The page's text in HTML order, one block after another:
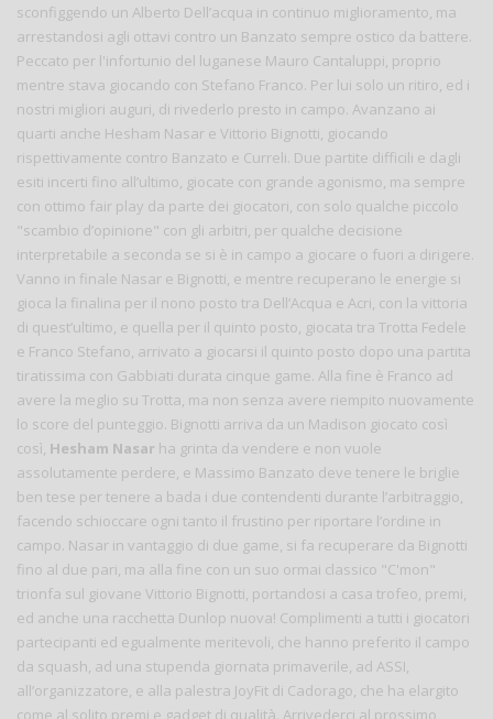
sconfiggendo un Alberto Dell’acqua in continuo miglioramento, ma
arrestandosi agli ottavi contro un Banzato sempre ostico da battere.
Peccato per l'infortunio del luganese Mauro Cantaluppi, proprio
mentre stava giocando con Stefano Franco. Per lui solo un ritiro, ed i
nostri migliori auguri, di rivederlo presto in campo. Avanzano ai
quarti anche Hesham Nasar e Vittorio Bignotti, giocando
rispettivamente contro Banzato e Curreli. Due partite difficili e dagli
esiti incerti fino all’ultimo, giocate con grande agonismo, ma sempre
con ottimo fair play da parte dei giocatori, con solo qualche piccolo
"scambio d’opinione" con gli arbitri, per qualche decisione
interpretabile a seconda se si è in campo a giocare o fuori a dirigere.
Vanno in finale Nasar e Bignotti, e mentre recuperano le energie si
gioca la finalina per il nono posto tra Dell’Acqua e Acri, con la vittoria
di quest’ultimo, e quella per il quinto posto, giocata tra Trotta Fedele
e Franco Stefano, arrivato a giocarsi il quinto posto dopo una partita
tiratissima con Gabbiati durata cinque game. Alla fine è Franco ad
avere la meglio su Trotta, ma non senza avere riempito nuovamente
lo score del punteggio. Bignotti arriva da un Madison giocato così
così, Hesham Nasar ha grinta da vendere e non vuole
assolutamente perdere, e Massimo Banzato deve tenere le briglie
ben tese per tenere a bada i due contendenti durante l’arbitraggio,
facendo schioccare ogni tanto il frustino per riportare l’ordine in
campo. Nasar in vantaggio di due game, si fa recuperare da Bignotti
fino al due pari, ma alla fine con un suo ormai classico "C'mon"
trionfa sul giovane Vittorio Bignotti, portandosi a casa trofeo, premi,
ed anche una racchetta Dunlop nuova! Complimenti a tutti i giocatori
partecipanti ed egualmente meritevoli, che hanno preferito il campo
da squash, ad una stupenda giornata primaverile, ad ASSI,
all’organizzatore, e alla palestra JoyFit di Cadorago, che ha elargito
come al solito premi e gadget di qualità. Arrivederci al prossimo